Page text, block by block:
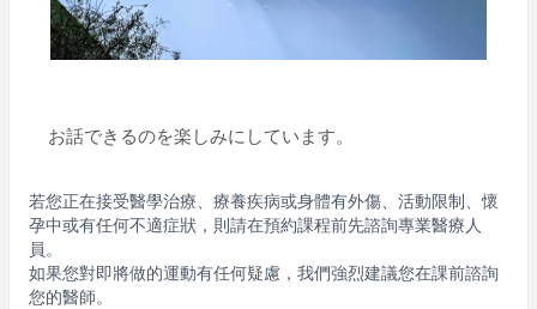
お話できるのを楽しみにしています。
若您正在接受醫學治療、療養疾病或身體有外傷、活動限制、懷
孕中或有任何不適症狀，則請在預約課程前先諮詢專業醫療人
員。
如果您對即將做的運動有任何疑慮，我們強烈建議您在課前諮詢
您的醫師。